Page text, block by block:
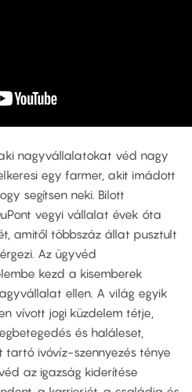
nagyvállalatokat véd nagy
egy farmer, akit imádott
segítsen neki. Bilott
vegyi vállalat évek óta
amitől többszáz állat pusztult
Az ügyvéd
kezd a kisemberek
ellen. A világ egyik
vívott jogi küzdelem tétje,
és haláleset,
ivóvíz-szennyezés ténye
az igazság kiderítése